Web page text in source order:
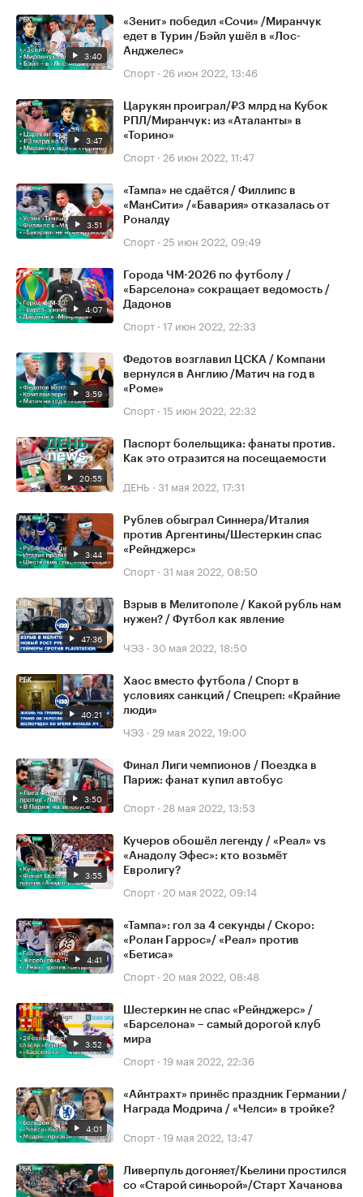
3:40
«Зенит» победил «Сочи» /Миранчук
едет в Турин /Бэйл ушёл в «Лос-
Анджелес»
Спорт · 26 июн 2022, 13:46
3:47
Царукян проиграл/₽3 млрд на Кубок
РПЛ/Миранчук: из «Аталанты» в
«Торино»
Спорт · 26 июн 2022, 11:47
3:51
«Тампа» не сдаётся / Филлипс в
«МанСити» /«Бавария» отказалась от
Роналду
Спорт · 25 июн 2022, 09:49
4:07
Города ЧМ-2026 по футболу /
«Барселона» сокращает ведомость /
Дадонов
Спорт · 17 июн 2022, 22:33
3:59
Федотов возглавил ЦСКА / Компани
вернулся в Англию /Матич на год в
«Роме»
Спорт · 15 июн 2022, 22:32
20:55
Паспорт болельщика: фанаты против.
Как это отразится на посещаемости
ДЕНЬ · 31 мая 2022, 17:31
3:44
Рублев обыграл Синнера/Италия
против Аргентины/Шестеркин спас
«Рейнджерс»
Спорт · 31 мая 2022, 08:50
47:36
Взрыв в Мелитополе / Какой рубль нам
нужен? / Футбол как явление
ЧЭЗ · 30 мая 2022, 18:50
40:21
Хаос вместо футбола / Спорт в
условиях санкций / Спецреп: «Крайние
люди»
ЧЭЗ · 29 мая 2022, 19:00
3:50
Финал Лиги чемпионов / Поездка в
Париж: фанат купил автобус
Спорт · 28 мая 2022, 13:53
3:55
Кучеров обошёл легенду / «Реал» vs
«Анадолу Эфес»: кто возьмёт
Евролигу?
Спорт · 20 мая 2022, 09:14
4:41
«Тампа»: гол за 4 секунды / Скоро:
«Ролан Гаррос»/ «Реал» против
«Бетиса»
Спорт · 20 мая 2022, 08:48
3:52
Шестеркин не спас «Рейнджерс» /
«Барселона» – самый дорогой клуб
мира
Спорт · 19 мая 2022, 22:36
4:01
«Айнтрахт» принёс праздник Германии /
Награда Модрича / «Челси» в тройке?
Спорт · 19 мая 2022, 13:47
Ливерпуль догоняет/Кьелини простился
со «Старой синьорой»/Старт Хачанова